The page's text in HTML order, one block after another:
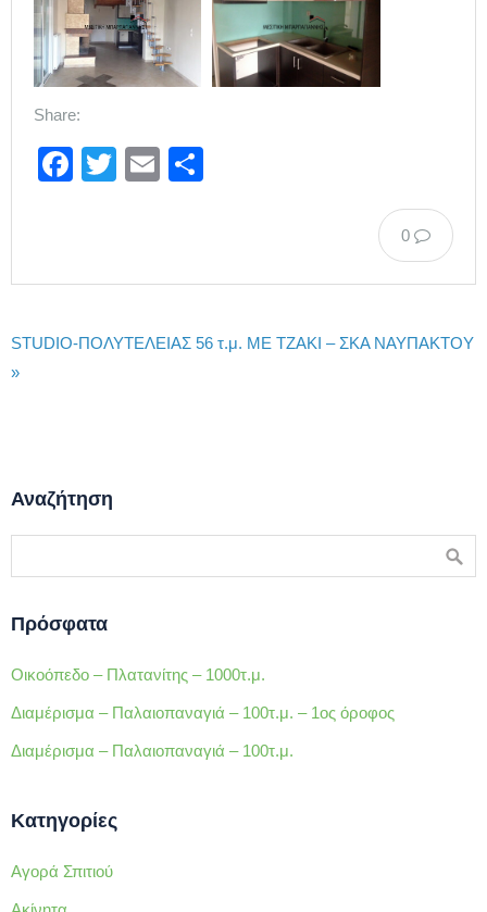
Share:
Facebook
TwitterEmail
0
STUDIO-ΠΟΛΥΤΕΛΕΙΑΣ 56 τ.μ. ΜΕ ΤΖΑΚΙ – ΣΚΑ ΝΑΥΠΑΚΤΟΥ
»
Αναζήτηση
Πρόσφατα
Οικοόπεδο – Πλατανίτης – 1000τ.μ.
Διαμέρισμα – Παλαιοπαναγιά – 100τ.μ. – 1ος όροφος
Διαμέρισμα – Παλαιοπαναγιά – 100τ.μ.
Κατηγορίες
Αγορά Σπιτιού